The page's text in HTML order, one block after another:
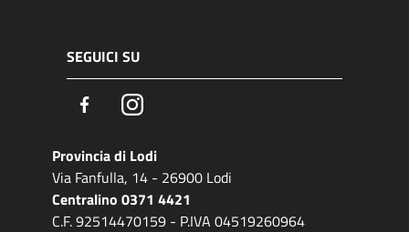
SEGUICI SU
FacebookInstagram
Provincia di Lodi
Via Fanfulla, 14 - 26900 Lodi
Centralino 0371 4421
C.F. 92514470159 - P.IVA 04519260964